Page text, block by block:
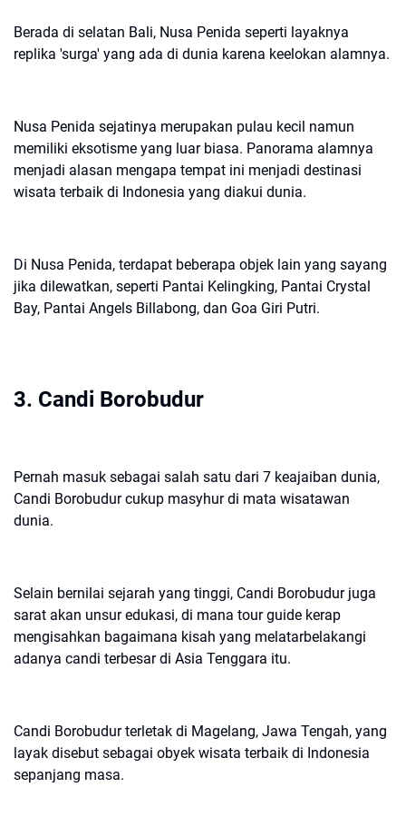
Berada di selatan Bali, Nusa Penida seperti layaknya
replika 'surga' yang ada di dunia karena keelokan alamnya.
Nusa Penida sejatinya merupakan pulau kecil namun
memiliki eksotisme yang luar biasa. Panorama alamnya
menjadi alasan mengapa tempat ini menjadi destinasi
wisata terbaik di Indonesia yang diakui dunia.
Di Nusa Penida, terdapat beberapa objek lain yang sayang
jika dilewatkan, seperti Pantai Kelingking, Pantai Crystal
Bay, Pantai Angels Billabong, dan Goa Giri Putri.
3. Candi Borobudur
Pernah masuk sebagai salah satu dari 7 keajaiban dunia,
Candi Borobudur cukup masyhur di mata wisatawan
dunia.
Selain bernilai sejarah yang tinggi, Candi Borobudur juga
sarat akan unsur edukasi, di mana tour guide kerap
mengisahkan bagaimana kisah yang melatarbelakangi
adanya candi terbesar di Asia Tenggara itu.
Candi Borobudur terletak di Magelang, Jawa Tengah, yang
layak disebut sebagai obyek wisata terbaik di Indonesia
sepanjang masa.